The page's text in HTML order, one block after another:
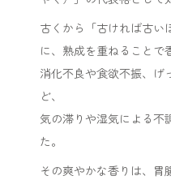
古くから「古ければ古い
に、熟成を重ねることで
消化不良や食欲不振、げ
ど、
気の滞りや湿気による不
た。
その爽やかな香りは、胃